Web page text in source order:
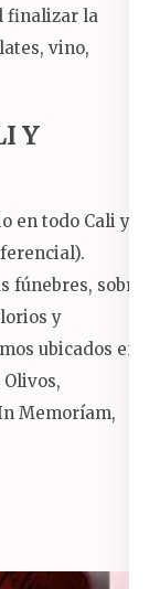
finalizar la
vino,
Y
en todo Cali y
fúnebres, sobre
y
ubicados en
Memoríam,